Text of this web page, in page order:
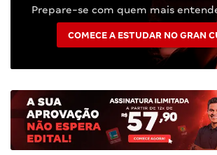
Prepare-se com quem mais
COMECE A ESTUDAR NO GRAN